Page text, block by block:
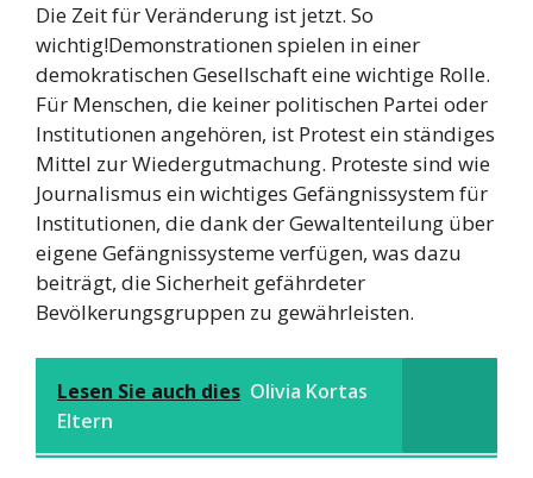
Die Zeit für Veränderung ist jetzt. So
wichtig!Demonstrationen spielen in einer
demokratischen Gesellschaft eine wichtige Rolle.
Für Menschen, die keiner politischen Partei oder
Institutionen angehören, ist Protest ein ständiges
Mittel zur Wiedergutmachung. Proteste sind wie
Journalismus ein wichtiges Gefängnissystem für
Institutionen, die dank der Gewaltenteilung über
eigene Gefängnissysteme verfügen, was dazu
beiträgt, die Sicherheit gefährdeter
Bevölkerungsgruppen zu gewährleisten.
Lesen Sie auch dies Olivia Kortas
Eltern